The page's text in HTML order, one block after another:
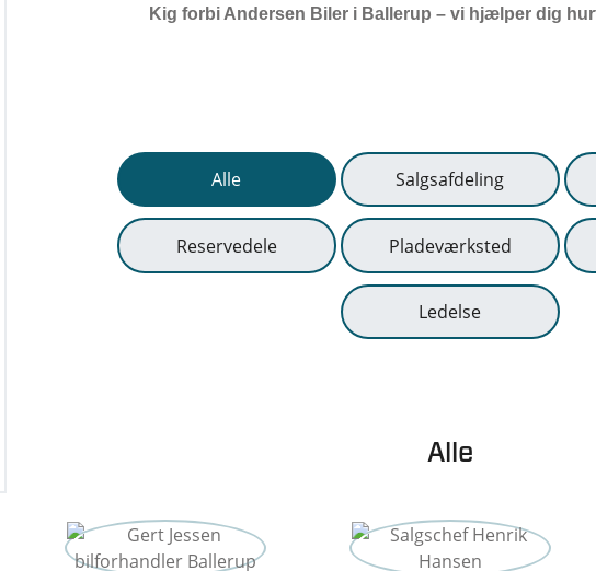
Kig forbi Andersen Biler i Ballerup – vi hjælper dig
Alle Salgsafdeling
Reservedele Pladeværksted
Ledelse
Alle